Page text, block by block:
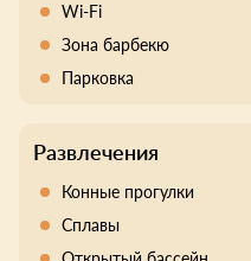
Wi-Fi
Зона барбекю
Парковка
Развлечения
Конные прогулки
Сплавы